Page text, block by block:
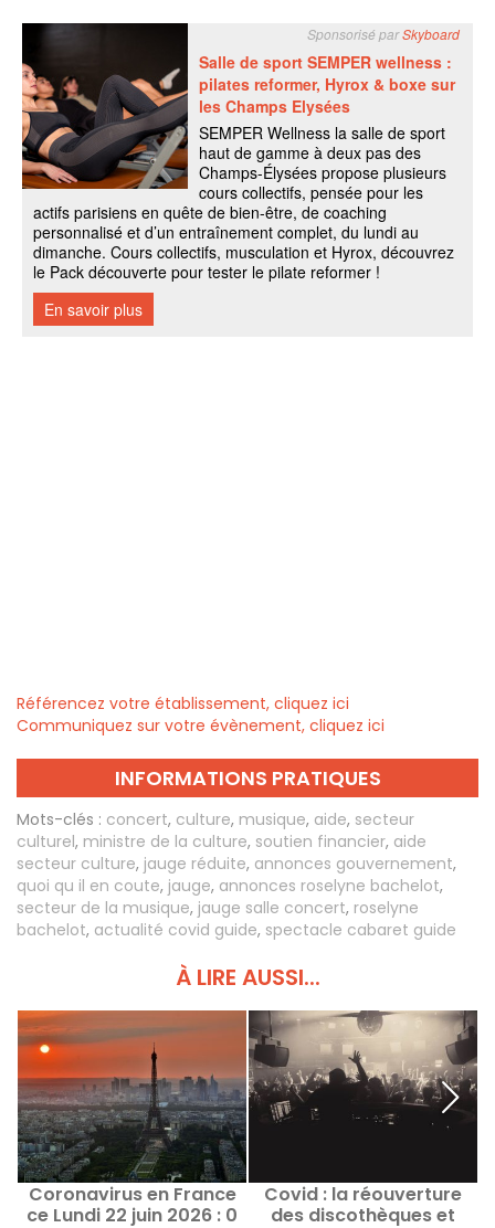
Référencez votre établissement, cliquez ici
Communiquez sur votre évènement, cliquez ici
INFORMATIONS PRATIQUES
Mots-clés : concert, culture, musique, aide, secteur
culturel, ministre de la culture, soutien financier, aide
secteur culture, jauge réduite, annonces gouvernement,
quoi qu il en coute, jauge, annonces roselyne bachelot,
secteur de la musique, jauge salle concert, roselyne
bachelot, actualité covid guide, spectacle cabaret guide
À LIRE AUSSI...
Coronavirus en France
ce Lundi 22 juin 2026 : 0
Covid : la réouverture
des discothèques et